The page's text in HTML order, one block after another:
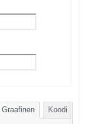
Graafinen Koodi